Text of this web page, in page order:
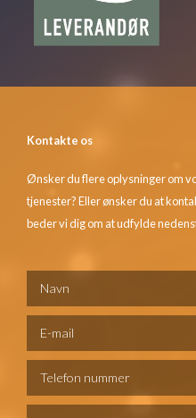
Kontakte os
Ønsker du flere oplysninger om
tjenester? Eller ønsker du at
beder vi dig om at udfylde